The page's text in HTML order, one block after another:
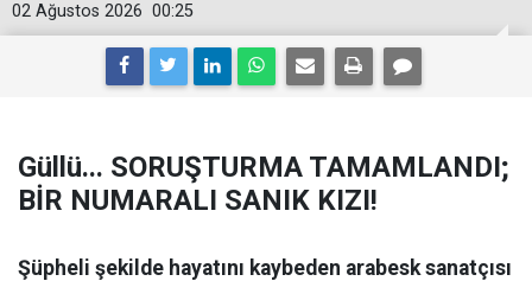
00:25
02 Ağustos 2026
Güllü... SORUŞTURMA TAMAMLANDI;
BİR NUMARALI SANIK KIZI!
Şüpheli şekilde hayatını kaybeden arabesk sanatçısı